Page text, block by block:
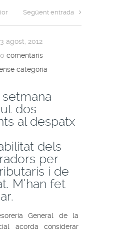
Següent entrada
3 agost, 2012
0 comentaris
categoria
dos
al despatx
dels
per
i de
M’han fet
General de la
acorda considerar